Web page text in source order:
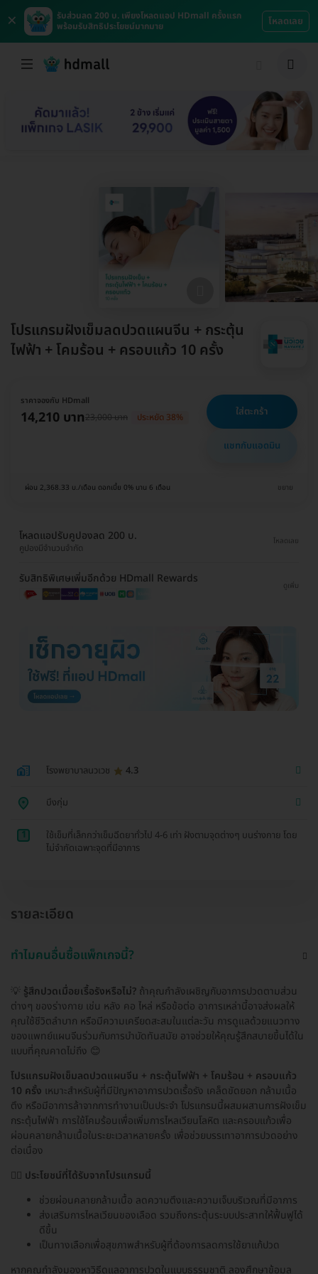
×
รับส่วนลด 200 บ. เพียงโหลดแอป HDmall ครั้งแรก
พร้อมรับสิทธิประโยชน์มากมาย
โหลดเลย
โปรแกรมฝังเข็มลดปวดแผนจีน + กระตุ้น
ไฟฟ้า + โคมร้อน + ครอบแก้ว 10 ครั้ง
ราคาจองกับ HDmall
14,210 บาท23,000 บาท ประหยัด 38% ใส่ตะกร้า
แชทกับแอดมิน
ผ่อน 2,368.33 บ./เดือน ดอกเบี้ย 0% นาน 6 เดือน ขยาย
โหลดแอปรับคูปองลด 200 บ.
คูปองมีจำนวนจำกัด
โหลดเลย
รับสิทธิพิเศษเพิ่มอีกด้วย HDmall Rewards
ดูเพิ่ม
โรงพยาบาลนวเวช 4.3
บึงกุ่ม
1
ใช้เข็มที่เล็กกว่าเข็มฉีดยาทั่วไป 4-6 เท่า ฝังตามจุดต่างๆ บนร่างกาย โดย
ไม่จำกัดเฉพาะจุดที่มีอาการ
รายละเอียด
ทำไมคนอื่นซื้อแพ็กเกจนี้?
💡 รู้สึกปวดเมื่อยเรื้อรังหรือไม่? ถ้าคุณกำลังเผชิญกับอาการปวดตามส่วน
ต่างๆ ของร่างกาย เช่น หลัง คอ ไหล่ หรือข้อต่อ อาการเหล่านี้อาจส่งผลให้
คุณใช้ชีวิตลำบาก หรือมีความเครียดสะสมในแต่ละวัน การดูแลด้วยแนวทาง
ของแพทย์แผนจีนร่วมกับการบำบัดทันสมัย อาจช่วยให้คุณรู้สึกสบายขึ้นได้ใน
แบบที่คุณคาดไม่ถึง 😊
โปรแกรมฝังเข็มลดปวดแผนจีน + กระตุ้นไฟฟ้า + โคมร้อน + ครอบแก้ว
10 ครั้ง เหมาะสำหรับผู้ที่มีปัญหาอาการปวดเรื้อรัง เคล็ดขัดยอก กล้ามเนื้อ
ตึง หรือมีอาการล้าจากการทำงานเป็นประจำ โปรแกรมนี้ผสมผสานการฝังเข็ม
กระตุ้นไฟฟ้า การใช้โคมร้อนเพื่อเพิ่มการไหลเวียนโลหิต และครอบแก้วเพื่อ
ผ่อนคลายกล้ามเนื้อในระยะเวลาหลายครั้ง เพื่อช่วยบรรเทาอาการปวดอย่าง
ต่อเนื่อง
🧘‍♂️ ประโยชน์ที่ได้รับจากโปรแกรมนี้
ช่วยผ่อนคลายกล้ามเนื้อ ลดความตึงและความเจ็บบริเวณที่มีอาการ
ส่งเสริมการไหลเวียนของเลือด รวมถึงกระตุ้นระบบประสาทให้ฟื้นฟูได้
ดีขึ้น
เป็นทางเลือกเพื่อสุขภาพสำหรับผู้ที่ต้องการลดการใช้ยาแก้ปวด
หากคุณกำลังมองหาวิธีดูแลอาการปวดในแบบธรรมชาติ ลองศึกษาข้อมูล